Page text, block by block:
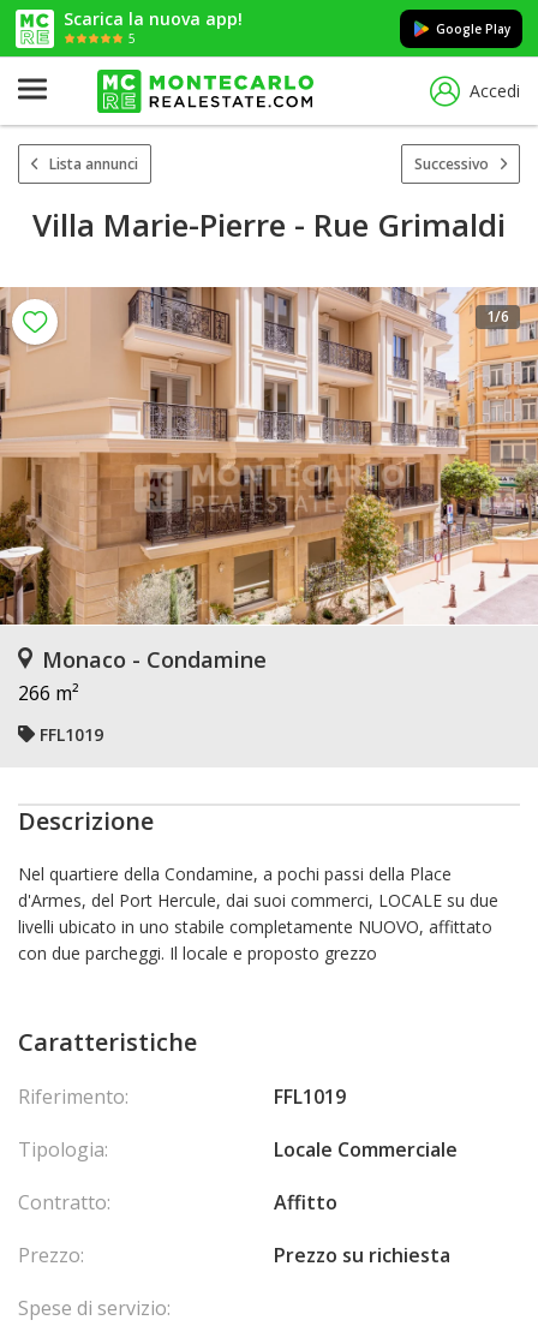
Scarica la nuova app!
5
Google Play
Accedi
Lista annunci Successivo
Villa Marie-Pierre - Rue Grimaldi
1/6
Monaco - Condamine
266 m²
FFL1019
Descrizione
Nel quartiere della Condamine, a pochi passi della Place
d'Armes, del Port Hercule, dai suoi commerci, LOCALE su due
livelli ubicato in uno stabile completamente NUOVO, affittato
con due parcheggi. Il locale e proposto grezzo
Caratteristiche
Riferimento:
FFL1019
Tipologia:
Locale Commerciale
Contratto:
Affitto
Prezzo:
Prezzo su richiesta
Spese di servizio: